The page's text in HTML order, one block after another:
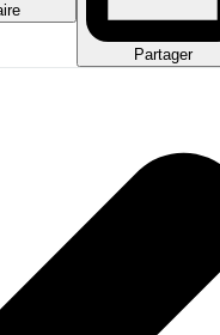
Partager